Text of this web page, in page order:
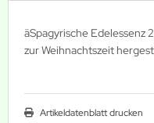
äSpagyrische Edelessenz
zur Weihnachtszeit
Artikeldatenblatt drucken